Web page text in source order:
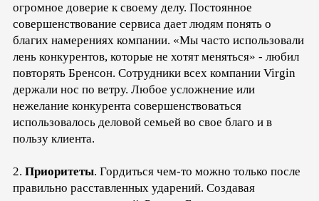
огромное доверие к своему делу. Постоянное
совершенствование сервиса дает людям понять о
благих намерениях компании. «Мы часто использовали
лень конкурентов, которые не хотят меняться» - любил
повторять Бренсон. Сотрудники всех компании Virgin
держали нос по ветру. Любое усложнение или
нежелание конкурента совершенствоваться
использовалось деловой семьей во свое благо и в
пользу клиента.
2. Приоритеты. Гордиться чем-то можно только после
правильно расставленных ударений. Создавая